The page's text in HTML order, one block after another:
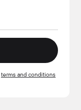
terms and conditions